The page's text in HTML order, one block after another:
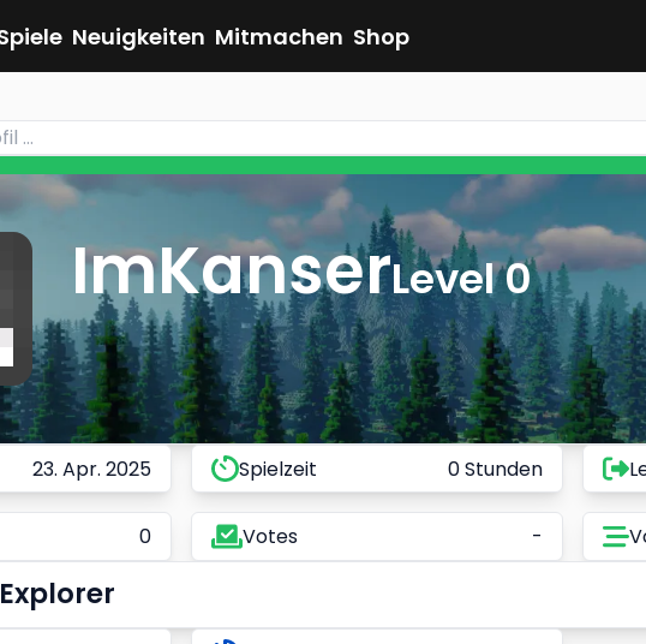
Neuigkeiten Mitmachen Shop
ImKanserLevel 0
23. Apr. 2025 Spielzeit 0 Stunden
0 Votes -